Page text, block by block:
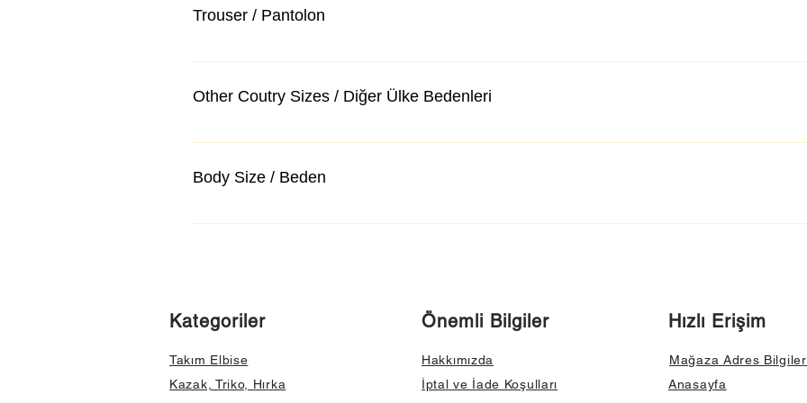
Trouser / Pantolon
Other Coutry Sizes / Diğer Ülke Bedenleri
Body Size / Beden
Kategoriler
Takım Elbise
Kazak, Triko, Hırka
Önemli Bilgiler
Hakkımızda
İptal ve İade Koşulları
Hızlı Erişim
Mağaza Adres
Anasayfa